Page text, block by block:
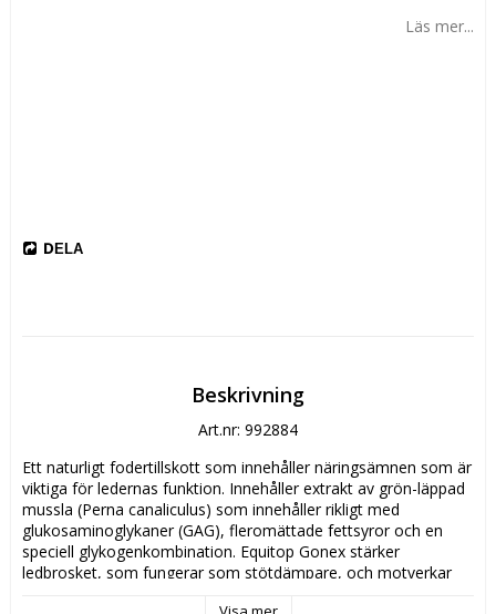
Läs mer...
DELA
Beskrivning
Art.nr: 992884
Ett naturligt fodertillskott som innehåller näringsämnen som är
viktiga för ledernas funktion. Innehåller extrakt av grön-läppad
mussla (Perna canaliculus) som innehåller rikligt med
glukosaminoglykaner (GAG), fleromättade fettsyror och en
speciell glykogenkombination. Equitop Gonex stärker
ledbrosket, som fungerar som stötdämpare, och motverkar